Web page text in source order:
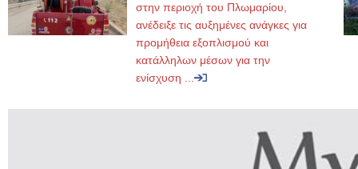
στην περιοχή του Πλωμαρίου,
ανέδειξε τις αυξημένες ανάγκες για
προμήθεια εξοπλισμού και
κατάλληλων μέσων για την
ενίσχυση ...